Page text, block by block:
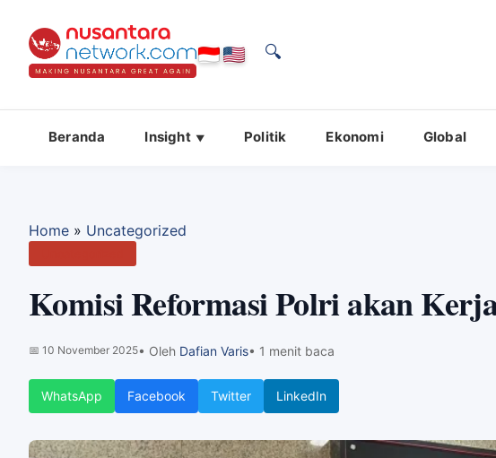
🔍
Beranda Insight Politik Ekonomi Global
Home » Uncategorized
Komisi Reformasi Polri akan
📅 10 November 2025• Oleh Dafian Varis• 1 menit baca
WhatsApp Facebook Twitter LinkedIn